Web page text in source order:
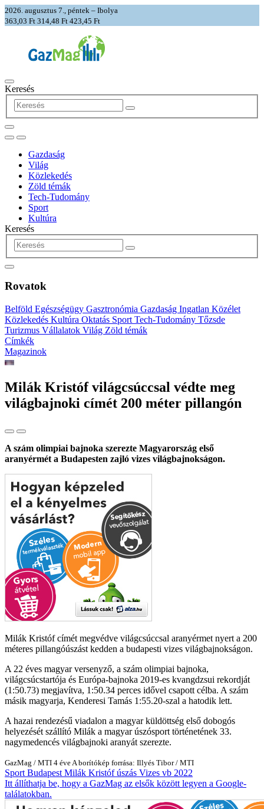
2026. augusztus 7., péntek – Ibolya
363,03 Ft 314,48 Ft 423,45 Ft
Keresés
Gazdaság
Világ
Közlekedés
Zöld témák
Tech-Tudomány
Sport
Kultúra
Keresés
Rovatok
Belföld Egészségügy Gasztronómia Gazdaság Ingatlan Közélet
Közlekedés Kultúra Oktatás Sport Tech-Tudomány Tőzsde
Turizmus Vállalatok Világ Zöld témák
Címkék
Magazinok
Milák Kristóf világcsúccsal védte meg
világbajnoki címét 200 méter pillangón
A szám olimpiai bajnoka szerezte Magyarország első
aranyérmét a Budapesten zajló vizes világbajnokságon.
Milák Kristóf címét megvédve világcsúccsal aranyérmet nyert a 200
méteres pillangóúszást kedden a budapesti vizes világbajnokságon.
A 22 éves magyar versenyző, a szám olimpiai bajnoka,
világcsúcstartója és Európa-bajnoka 2019-es kvangdzsui rekordját
(1:50.73) megjavítva, 1:50.34 perces idővel csapott célba. A szám
másik magyarja, Kenderesi Tamás 1:55.20-szal a hatodik lett.
A hazai rendezésű viadalon a magyar küldöttség első dobogós
helyezését szállító Milák a magyar úszósport történetének 33.
nagymedencés világbajnoki aranyát szerezte.
GazMag / MTI 4 éve A borítókép forrása: Illyés Tibor / MTI
Sport Budapest Milák Kristófúszás Vizes vb 2022
Itt állíthatja be, hogy a GazMag az elsők között legyen a Google-
találatokban.